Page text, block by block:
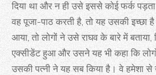
दिया था और न ही उसे इससे कोई फर्क
वह पूजा-पाठ करती है, तो यह उसकी इच्छा
आया, तो लोगों ने उसे राघव के बारे में
एक्सीडेंट हुआ और उसने यह भी कहा कि
उसकी पत्नी ने यह सब किया है। वे हमेशा